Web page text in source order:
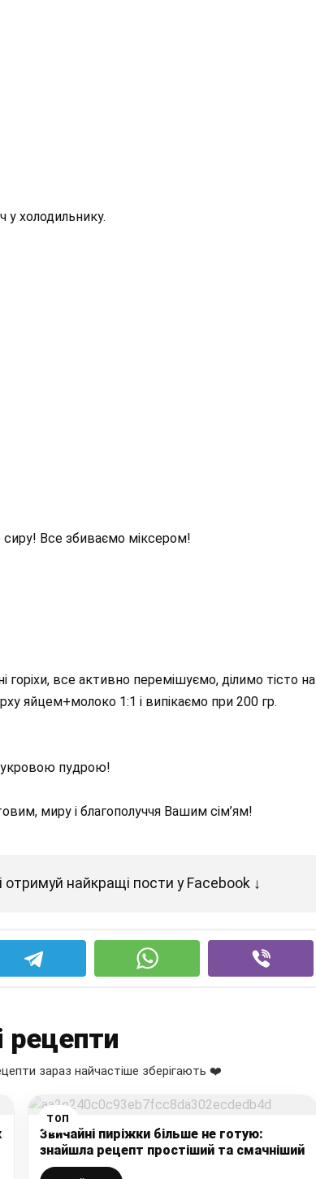
у холодильнику.
Все збиваємо міксером!
все активно перемішуємо, ділимо тісто на
яйцем+молоко 1:1 і випікаємо при 200 гр.
пудрою!
миру і благополуччя Вашим сім’ям!
отримуй найкращі пости у Facebook ↓
рецепти
зараз найчастіше зберігають ❤️
ТОП
Звичайні пиріжки більше не готую:
знайшла рецепт простіший та смачніший